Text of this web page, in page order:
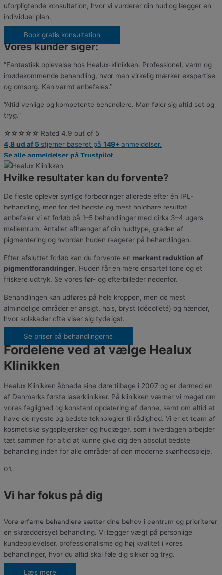
uforpligtende konsultation, hvor vi vurderer din hud og lægger en
individuel plan.
Book gratis konsultation
Vores kunder siger:
”Fantastisk oplevelse hos Healux-klinikken. Professionel, varm og
imødekommende behandling, hvor man virkelig mærker ekspertise
og omsorg. Kan varmt anbefales.”
”Altid venlige og kompetente behandlere. Man føler sig altid set og
tryg.”
☆☆☆☆☆ Rated 4.9 out of 5
4,8 ud af 5 stjerner baseret på 149+ anmeldelser.
Se alle anmeldelser på Trustpilot
Hvilke resultater kan du forvente?​
De fleste oplever synlige forbedringer allerede efter én IPL-
behandling, men for det bedste og mest holdbare resultat
anbefaler vi et forløb på 1–5 behandlinger med cirka 3–4 ugers
mellemrum. Antallet afhænger af din hudtype, graden af
pigmentering og hvordan huden reagerer på behandlingen.
Efter afsluttet forløb kan du forvente en markant reduktion af
pigmentforandringer. Huden får en mere ensartet tone og et
friskere udtryk. Se vores før- og efterbilleder nedenfor.
Behandlingen kan udføres på hele kroppen, men de mest
almindelige områder er ansigt, hals, bryst (décolleté) og hænder,
hvor solskader ofte viser sig tydeligst.
Se priser på behandlingerne
Fordelene ved at vælge Healux
Klinikken
Healux Klinikken åbnede sine døre tilbage i 2007 og er dermed en
af Danmarks første laserklinikker. På klinikken værner vi meget om
vores faglighed og konstant opdatering af denne, samt om altid at
have de nyeste og bedste teknologier til rådighed. Vi er et team af
kosmetiske sygeplejersker og hudlæger, som i hverdagen arbejder
tæt sammen for altid at kunne give dig den absolut bedste
behandling inden for alle områder af den moderne skønhedspleje.
01.
Vi har fokus på dig
Vore erfarne behandlere sætter dine behov i centrum og prioriterer
en skræddersyet behandling. Vi lægger vægt på personlige
kundeoplevelser, professionalisme og høj kvalitet i vores
behandlinger, hvor du altid skal føle dig sikker og tryg.
Læs mere